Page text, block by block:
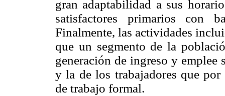
gran adaptabilidad a sus
satisfactores primarios con
Finalmente, las actividades
que un segmento de la
generación de ingreso y emplee
y la de los trabajadores que por
de trabajo formal.